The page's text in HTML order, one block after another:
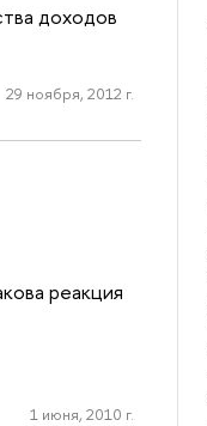
доходов
29 ноября, 2012 г.
реакция
1 июня, 2010 г.